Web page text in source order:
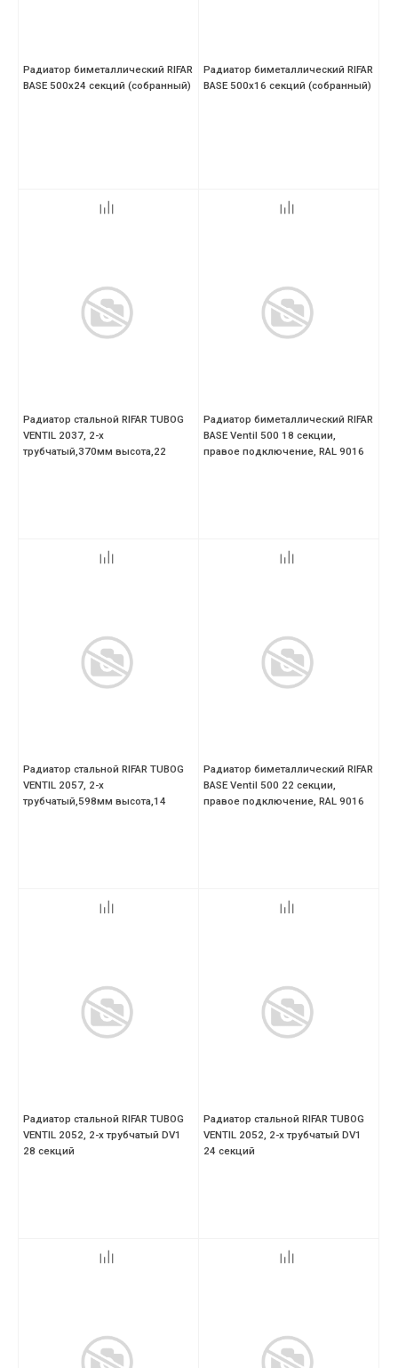
Радиатор биметаллический RIFAR
BASE 500х24 секций (собранный)
Радиатор биметаллический RIFAR
BASE 500х16 секций (собранный)
Радиатор стальной RIFAR TUBOG
VENTIL 2037, 2-х
трубчатый,370мм высота,22
Радиатор биметаллический RIFAR
BASE Ventil 500 18 секции,
правое подключение, RAL 9016
Радиатор стальной RIFAR TUBOG
VENTIL 2057, 2-х
трубчатый,598мм высота,14
Радиатор биметаллический RIFAR
BASE Ventil 500 22 секции,
правое подключение, RAL 9016
Радиатор стальной RIFAR TUBOG
VENTIL 2052, 2-х трубчатый DV1
28 секций
Радиатор стальной RIFAR TUBOG
VENTIL 2052, 2-х трубчатый DV1
24 секций